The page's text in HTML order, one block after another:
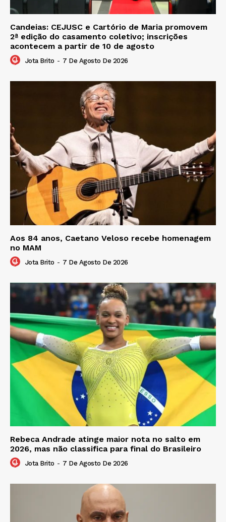
Candeias: CEJUSC e Cartório de Maria promovem
2ª edição do casamento coletivo; inscrições
acontecem a partir de 10 de agosto
Jota Brito - 7 De Agosto De 2026
Aos 84 anos, Caetano Veloso recebe homenagem
no MAM
Jota Brito - 7 De Agosto De 2026
Rebeca Andrade atinge maior nota no salto em
2026, mas não classifica para final do Brasileiro
Jota Brito - 7 De Agosto De 2026